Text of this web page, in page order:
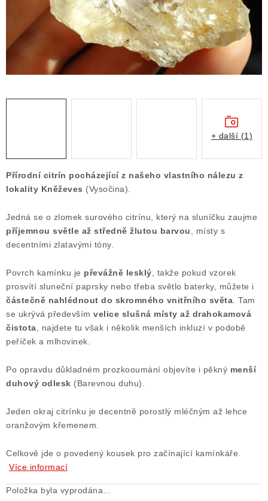
NÁŠ PŘÍBĚH
VIDEOGALERIE
Výkup minerálů a drahých kamenů
Formulář pro odstoupení od smlouvy
Poučení o právu na odstoupení od smlouvy
Přírodní citrín pocházející z našeho vlastního nálezu z
lokality Kněževes (Vysočina).
Jedná se o zlomek surového citrínu, který na sluníčku zaujme
příjemnou světle až středně žlutou barvou , místy s
decentními zlatavými tóny.
Povrch kamínku je převážně lesklý , takže pokud vzorek
prosvítí sluneční paprsky nebo třeba světlo baterky, můžete i
částečně nahlédnout do skromného vnitřního světa . Tam
se ukrývá především velice slušná místy až drahokamová
čistota , najdete tu však i několik menších inkluzí v podobě
peříček a mlhovinek.
Po opravdu důkladném prozkooumání objevíte i pěkný menší
duhový odlesk (Barevnou duhu).
Jeden okraj citrínku je decentně porostlý mléčným až lehce
oranžovým křemenem.
Celkově jde o povedený kousek pro začínající kamínkáře.
Více informací
Položka byla vyprodána…
+ další (1)